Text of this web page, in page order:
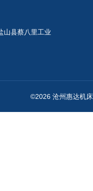
山县蔡八里工业
©2026 沧州惠达机